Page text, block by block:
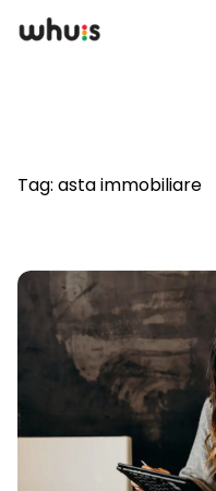
Blog
Whuis per lo sport
Accedi
Tag: asta immobiliare